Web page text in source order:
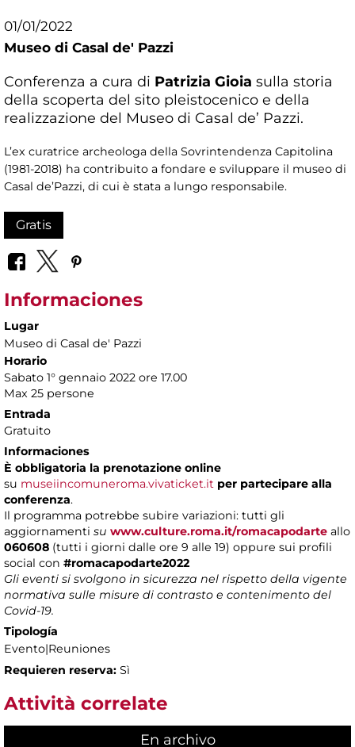
01/01/2022
Museo di Casal de' Pazzi
Conferenza a cura di Patrizia Gioia sulla storia
della scoperta del sito pleistocenico e della
realizzazione del Museo di Casal de’ Pazzi.
L’ex curatrice archeologa della Sovrintendenza Capitolina
(1981-2018) ha contribuito a fondare e sviluppare il museo di
Casal de’Pazzi, di cui è stata a lungo responsabile.
Gratis
Informaciones
Lugar
Museo di Casal de' Pazzi
Horario
Sabato 1° gennaio 2022 ore 17.00
Max 25 persone
Entrada
Gratuito
Informaciones
È obbligatoria la prenotazione online
su museiincomuneroma.vivaticket.it per partecipare alla
conferenza.
Il programma potrebbe subire variazioni: tutti gli
aggiornamenti su www.culture.roma.it/romacapodarte allo
060608 (tutti i giorni dalle ore 9 alle 19) oppure sui profili
social con #romacapodarte2022
Gli eventi si svolgono in sicurezza nel rispetto della vigente
normativa sulle misure di contrasto e contenimento del
Covid-19.
Tipología
Evento|Reuniones
Requieren reserva: Sì
Attività correlate
En archivo